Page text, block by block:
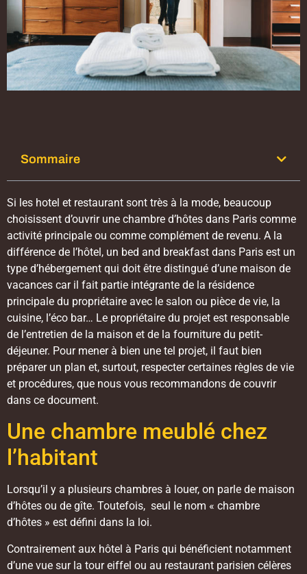
Sommaire
Si les hotel et restaurant sont très à la mode, beaucoup
choisissent d’ouvrir une chambre d’hôtes dans Paris comme
activité principale ou comme complément de revenu. A la
différence de l’hôtel, un bed and breakfast dans Paris est un
type d’hébergement qui doit être distingué d’une maison de
vacances car il fait partie intégrante de la résidence
principale du propriétaire avec le salon ou pièce de vie, la
cuisine, l’éco bar… Le propriétaire du projet est responsable
de l’entretien de la maison et de la fourniture du petit-
déjeuner. Pour mener à bien une tel projet, il faut bien
préparer un plan et, surtout, respecter certaines règles de vie
et procédures, que nous vous recommandons de couvrir
dans ce document.
Une chambre meublé chez
l’habitant
Lorsqu’il y a plusieurs chambres à louer, on parle de maison
d’hôtes ou de gîte. Toutefois, seul le nom « chambre
d’hôtes » est défini dans la loi.
Contrairement aux hôtel à Paris qui bénéficient notamment
d’une vue sur la tour eiffel ou au restaurant parisien célères